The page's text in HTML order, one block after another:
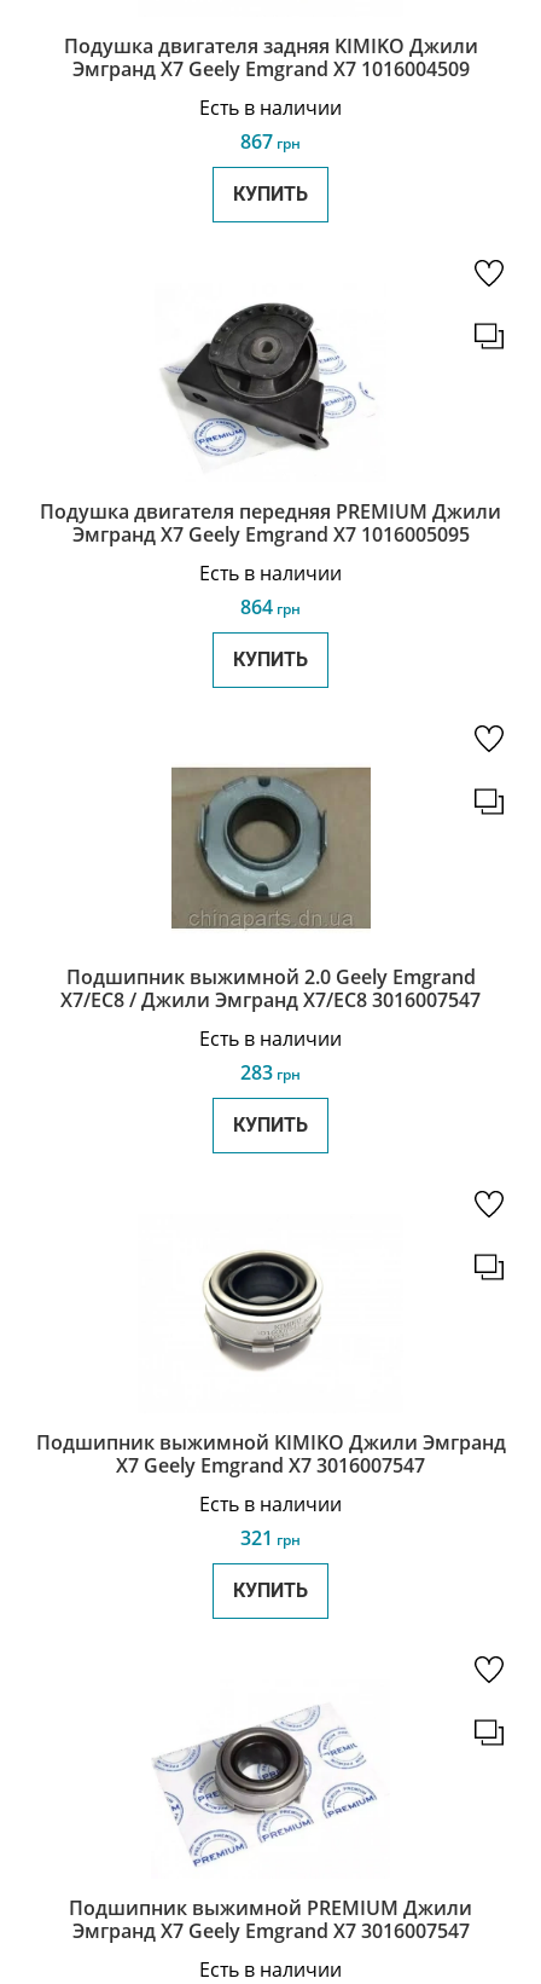
Подушка двигателя задняя KIMIKO Джили
Эмгранд Х7 Geely Emgrand X7 1016004509
Есть в наличии
867 грн
КУПИТЬ
Подушка двигателя передняя PREMIUM Джили
Эмгранд Х7 Geely Emgrand X7 1016005095
Есть в наличии
864 грн
КУПИТЬ
Подшипник выжимной 2.0 Geely Emgrand
X7/EC8 / Джили Эмгранд Х7/ЕС8 3016007547
Есть в наличии
283 грн
КУПИТЬ
Подшипник выжимной KIMIKO Джили Эмгранд
Х7 Geely Emgrand X7 3016007547
Есть в наличии
321 грн
КУПИТЬ
Подшипник выжимной PREMIUM Джили
Эмгранд Х7 Geely Emgrand X7 3016007547
Есть в наличии